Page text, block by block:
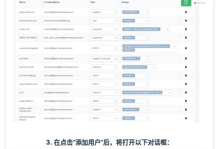
3. 在点击“添加用户”后，将打开以下对话框：